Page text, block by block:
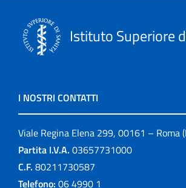
Istituto Superiore
I NOSTRI CONTATTI
Viale Regina Elena 299, 00161 – Roma
Partita I.V.A. 03657731000
C.F. 80211730587
Telefono: 06 4990 1